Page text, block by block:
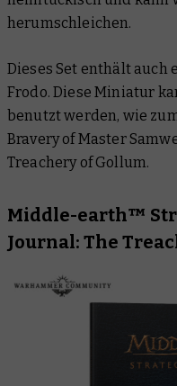
herumschleichen.
Dieses Set enthält auch
Frodo. Diese Miniatur
benutzt werden, wie
Bravery of Master
Treachery of Gollum.
Middle-earth™
Journal: The